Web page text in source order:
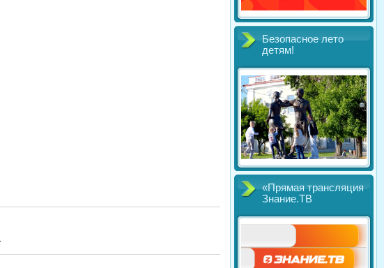
Безопасное лето
детям!
«Прямая трансляция
Знание.ТВ